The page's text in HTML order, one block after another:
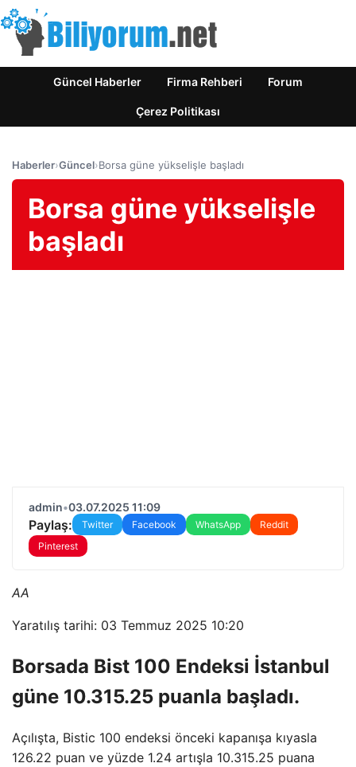
Güncel Haberler Firma Rehberi Forum
Çerez Politikası
Haberler›Güncel›Borsa güne yükselişle başladı
Borsa güne yükselişle
başladı
admin•03.07.2025 11:09
Paylaş: Twitter Facebook WhatsApp
Reddit
Pinterest
AA
Yaratılış tarihi: 03 Temmuz 2025 10:20
Borsada Bist 100 Endeksi İstanbul
güne 10.315.25 puanla başladı.
Açılışta, Bistic 100 endeksi önceki kapanışa kıyasla
126.22 puan ve yüzde 1.24 artışla 10.315.25 puana